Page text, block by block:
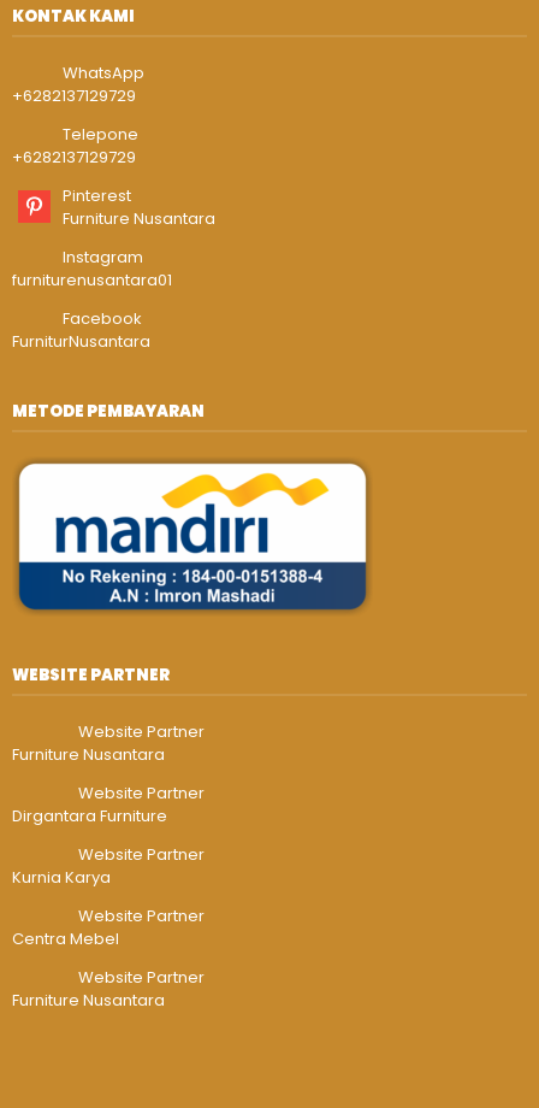
KONTAK KAMI
WhatsApp
+6282137129729
Telepone
+6282137129729
Pinterest
Furniture Nusantara
Instagram
furniturenusantara01
Facebook
FurniturNusantara
METODE PEMBAYARAN
WEBSITE PARTNER
Website Partner
Furniture Nusantara
Website Partner
Dirgantara Furniture
Website Partner
Kurnia Karya
Website Partner
Centra Mebel
Website Partner
Furniture Nusantara